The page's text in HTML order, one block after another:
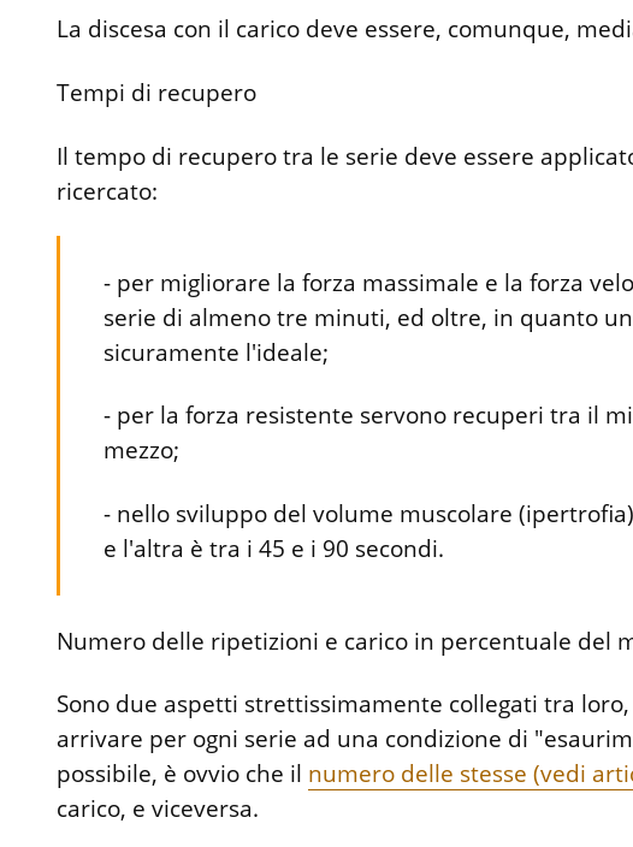
La discesa con il carico deve essere, comunque,
Tempi di recupero
Il tempo di recupero tra le serie deve essere
ricercato:
- per migliorare la forza massimale e la forza
serie di almeno tre minuti, ed oltre, in quanto
sicuramente l'ideale;
- per la forza resistente servono recuperi tra il
mezzo;
- nello sviluppo del volume muscolare
e l'altra è tra i 45 e i 90 secondi.
Numero delle ripetizioni e carico in percentuale del
Sono due aspetti strettissimamente collegati tra
arrivare per ogni serie ad una condizione di
possibile, è ovvio che il numero delle stesse (vedi
carico, e viceversa.